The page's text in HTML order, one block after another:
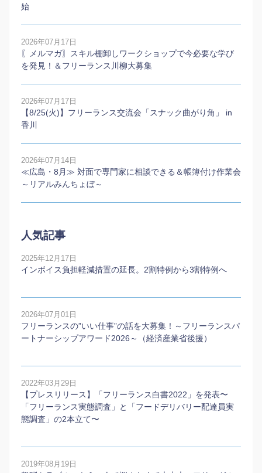
始
2026年07月17日
〖メルマガ〗スキル棚卸しワークショップで今必要な学び
を発見！＆フリーランス川柳大募集
2026年07月17日
【8/25(火)】フリーランス交流会「スナック曲がり角」 in
香川
2026年07月14日
≪広島・8月≫ 対面で専門家に相談できる＆帳簿付け作業会
～リアルみんちょぼ～
人気記事
2025年12月17日
インボイス負担軽減措置の延長。2割特例から3割特例へ
2026年07月01日
フリーランスの”いい仕事”の話を大募集！～フリーランスパ
ートナーシップアワード2026～（経済産業省後援）
2022年03月29日
【プレスリリース】「フリーランス白書2022」を発表〜
「フリーランス実態調査」と「フードデリバリー配達員実
態調査」の2本⽴て〜
2019年08月19日